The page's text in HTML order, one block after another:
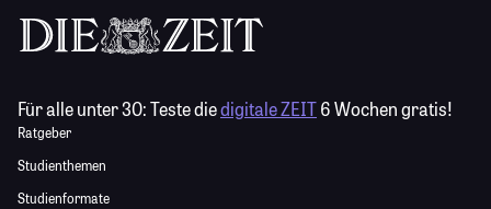
Für alle unter 30:Teste diedigitale ZEIT6 Wochen gratis!
Ratgeber
Studienthemen
Studienformate